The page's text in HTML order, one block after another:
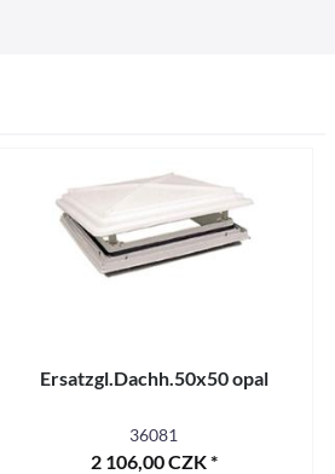
Ersatzgl.Dachh.50x50 opal
36081
2 106,00 CZK *